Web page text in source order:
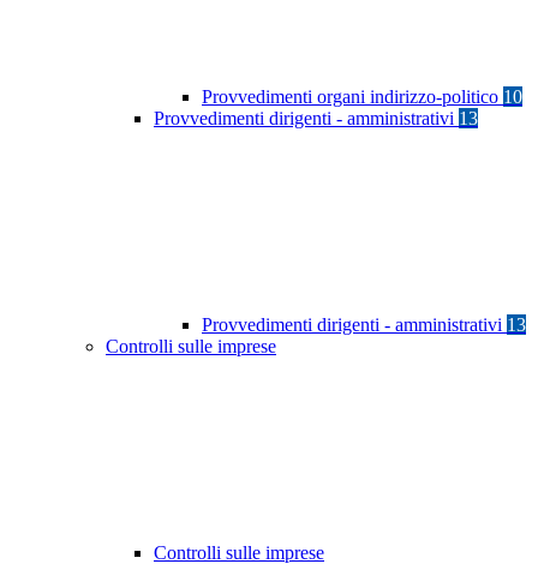
Provvedimenti organi indirizzo-politico 10
Provvedimenti dirigenti - amministrativi 13
Provvedimenti dirigenti - amministrativi 13
Controlli sulle imprese
Controlli sulle imprese